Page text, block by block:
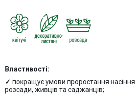
Властивості:
покращує умови проростання
розсади, живців та саджанців;